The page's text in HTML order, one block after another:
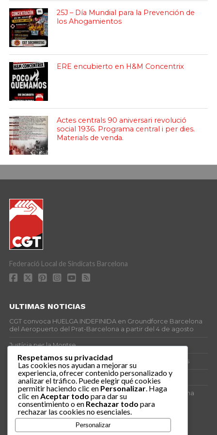
25J – Día Mundial para la Prevención de
los Ahogamientos
ERE encubierto en H&M Concentrix
Actes centrals 90 aniversari revolució
social 1936. Programa central i per dies.
Materials de venda.
Federació Local de Sindicats Barcelona
ULTIMAS NOTICIAS
CGT convoca HUELGA INDEFINIDA en Groundforce Barcelona
del Aeropuerto del Prat-Barcelona a partir del 4 de agosto
Justícia per la Montse
25J – Día Mundial para la Prevención de los Ahogamientos
ERE encubierto en H&M Concentrix
Actes centrals 90 aniversari revolució social 1936. Programa
central i per dies. Materials de venda.
Respetamos su privacidad
Las cookies nos ayudan a mejorar su
experiencia, ofrecer contenido personalizado y
analizar el tráfico. Puede elegir qué cookies
permitir haciendo clic en Personalizar . Haga
clic en Aceptar todo para dar su
consentimiento o en Rechazar todo para
rechazar las cookies no esenciales.
Personalizar